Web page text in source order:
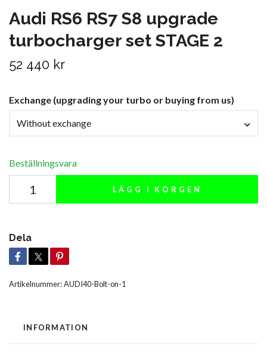
Audi RS6 RS7 S8 upgrade
turbocharger set STAGE 2
52 440 kr
Exchange (upgrading your turbo or buying from us)
Without exchange
Beställningsvara
LÄGG I KORGEN
Dela
Artikelnummer:AUDI40-Bolt-on-1
INFORMATION